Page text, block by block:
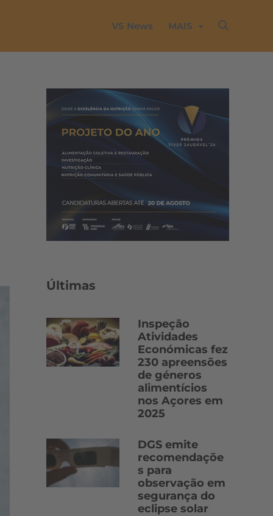
VS News MAIS
Últimas
Inspeção
Atividades
Económicas fez
230 apreensões
de géneros
alimentícios
nos Açores em
2025
DGS emite
recomendaçõe
s para
observação em
segurança do
eclipse solar